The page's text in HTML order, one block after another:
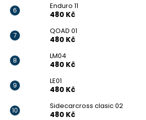
Enduro 11
480 Kč
QOAD 01
480 Kč
LM04
480 Kč
LE01
480 Kč
Sidecarcross clasic 02
480 Kč